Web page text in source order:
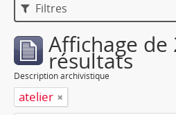
Filtres
Affichage de
résultats
Description archivistique
atelier